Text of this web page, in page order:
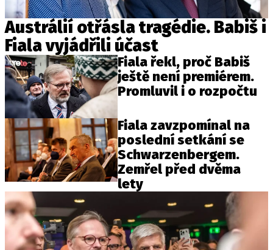
Austrálií otřásla tragédie. Babiš i
Fiala vyjádřili účast
Fiala řekl, proč Babiš
ještě není premiérem.
Promluvil i o rozpočtu
Fiala zavzpomínal na
poslední setkání se
Schwarzenbergem.
Zemřel před dvěma
lety